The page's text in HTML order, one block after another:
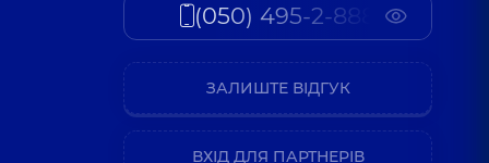
(050) 495-2-888
ЗАЛИШТЕ ВІДГУК
ВХІД ДЛЯ ПАРТНЕРІВ